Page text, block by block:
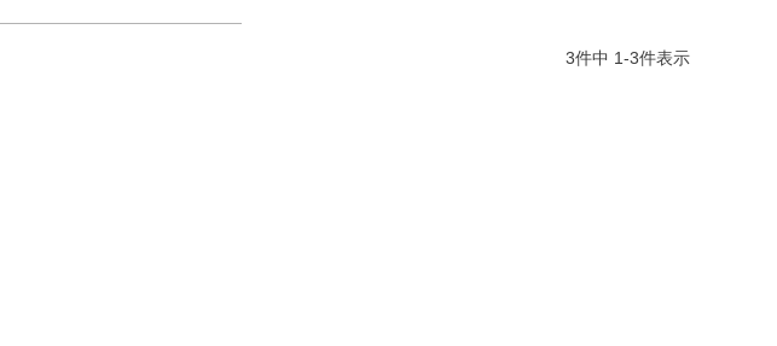
3件中 1-3件表示